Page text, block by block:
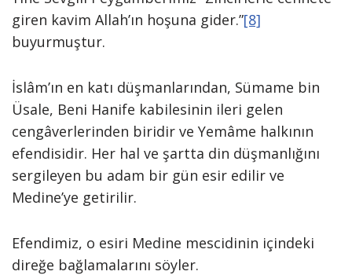
giren kavim Allah’ın hoşuna gider.”[8]
İslâm’ın en katı düşmanlarından, Sümame bin
Üsale, Beni Hanife kabilesinin ileri gelen
cengâverlerinden biridir ve Yemâme halkının
efendisidir. Her hal ve şartta din düşmanlığını
sergileyen bu adam bir gün esir edilir ve
Medine’ye getirilir.
Efendimiz, o esiri Medine mescidinin içindeki
direğe bağlamalarını söyler.